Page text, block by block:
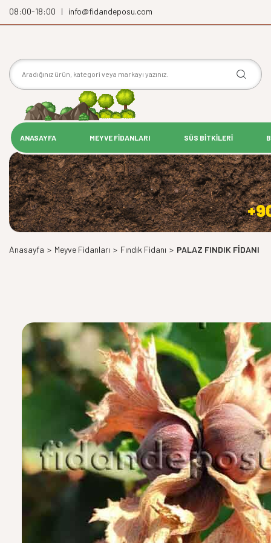
08:00-18:00 | info@fidandeposu.com
ANASAYFA MEYVE FİDANLARI SÜS BİTKİLERİ
Anasayfa > Meyve Fidanları > Fındık Fidanı > PALAZ FINDIK FİDANI